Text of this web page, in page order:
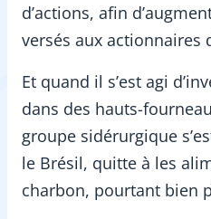
d’actions, afin
versés aux actionnaires
Et quand il s’est agi
dans des hauts-
groupe sidérurgique
le Brésil, quitte à les
charbon, pourtant bien